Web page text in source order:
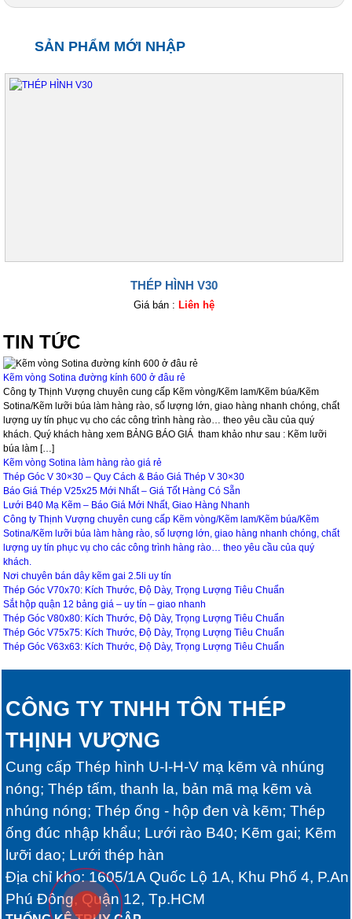
SẢN PHẨM MỚI NHẬP
THÉP HÌNH V30
Giá bán : Liên hệ
TIN TỨC
Kẽm vòng Sotina đường kính 600 ở đâu rẻ
Công ty Thịnh Vượng chuyên cung cấp Kẽm vòng/Kẽm lam/Kẽm búa/Kẽm
Sotina/Kẽm lưỡi búa làm hàng rào, số lượng lớn, giao hàng nhanh chóng, chất
lượng uy tín phục vụ cho các công trình hàng rào… theo yêu cầu của quý
khách. Quý khách hàng xem BẢNG BÁO GIÁ tham khảo như sau : Kẽm lưỡi
búa làm […]
Kẽm vòng Sotina làm hàng rào giá rẻ
Thép Góc V 30×30 – Quy Cách & Báo Giá Thép V 30×30
Báo Giá Thép V25x25 Mới Nhất – Giá Tốt Hàng Có Sẵn
Lưới B40 Mạ Kẽm – Báo Giá Mới Nhất, Giao Hàng Nhanh
Công ty Thịnh Vượng chuyên cung cấp Kẽm vòng/Kẽm lam/Kẽm búa/Kẽm
Sotina/Kẽm lưỡi búa làm hàng rào, số lượng lớn, giao hàng nhanh chóng, chất
lượng uy tín phục vụ cho các công trình hàng rào… theo yêu cầu của quý
khách.
Nơi chuyên bán dây kẽm gai 2.5li uy tín
Thép Góc V70x70: Kích Thước, Độ Dày, Trọng Lượng Tiêu Chuẩn
Sắt hộp quận 12 bảng giá – uy tín – giao nhanh
Thép Góc V80x80: Kích Thước, Độ Dày, Trọng Lượng Tiêu Chuẩn
Thép Góc V75x75: Kích Thước, Độ Dày, Trọng Lượng Tiêu Chuẩn
Thép Góc V63x63: Kích Thước, Độ Dày, Trọng Lượng Tiêu Chuẩn
CÔNG TY TNHH TÔN THÉP
THỊNH VƯỢNG
Cung cấp Thép hình U-I-H-V mạ kẽm và nhúng
nóng; Thép tấm, thanh la, bản mã mạ kẽm và
nhúng nóng; Thép ống - hộp đen và kẽm; Thép
ống đúc nhập khẩu; Lưới rào B40; Kẽm gai; Kẽm
lưỡi dao; Lưới thép hàn
Địa chỉ kho: 1605/1A Quốc Lộ 1A, Khu Phố 4, P.An
Phú Đông, Quận 12, Tp.HCM